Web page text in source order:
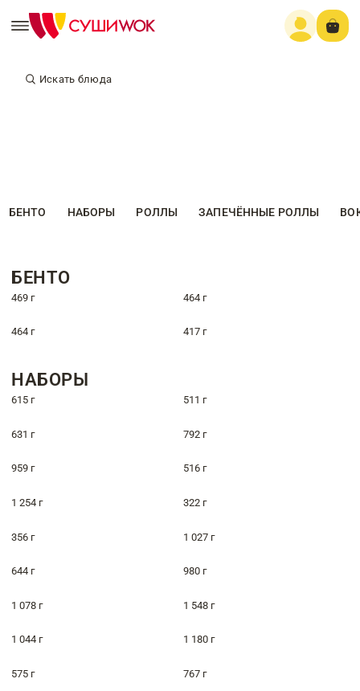
Искать блюда
БЕНТО НАБОРЫ РОЛЛЫ ЗАПЕЧЁННЫЕ РОЛЛЫ
БЕНТО
469 г 464 г
464 г 417 г
НАБОРЫ
615 г 511 г
631 г 792 г
959 г 516 г
1 254 г 322 г
356 г 1 027 г
644 г 980 г
1 078 г 1 548 г
1 044 г 1 180 г
575 г 767 г